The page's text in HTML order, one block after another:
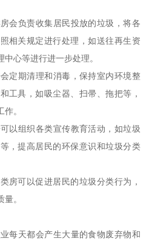
会负责收集居民投放的垃圾，将各
相关规定进行处理，如送往再生资
心等进行进一步处理。
定期清理和消毒，保持室内环境整
工具，如吸尘器、扫帚、拖把等，
。
以组织各类宣传教育活动，如垃圾
，提高居民的环保意识和垃圾分类
房可以促进居民的垃圾分类行为，
。
每天都会产生大量的食物废弃物和